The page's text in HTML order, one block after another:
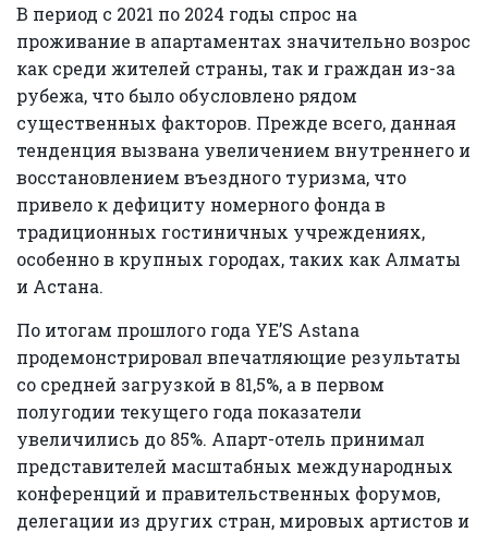
В период с 2021 по 2024 годы спрос на
проживание в апартаментах значительно возрос
как среди жителей страны, так и граждан из-за
рубежа, что было обусловлено рядом
существенных факторов. Прежде всего, данная
тенденция вызвана увеличением внутреннего и
восстановлением въездного туризма, что
привело к дефициту номерного фонда в
традиционных гостиничных учреждениях,
особенно в крупных городах, таких как Алматы
и Астана.
По итогам прошлого года YE’S Astana
продемонстрировал впечатляющие результаты
со средней загрузкой в 81,5%, а в первом
полугодии текущего года показатели
увеличились до 85%. Апарт-отель принимал
представителей масштабных международных
конференций и правительственных форумов,
делегации из других стран, мировых артистов и